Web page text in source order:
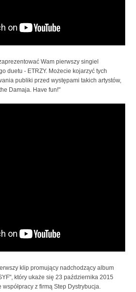
Wam pierwszy singiel
duetu - ETRZY. Możecie kojarzyć tych
publiki przed występami takich artystów,
Damaja. Have fun!"
klip promujący nadchodzący album
który ukaże się 23 października 2015
z firmą Step Dystrybucja.